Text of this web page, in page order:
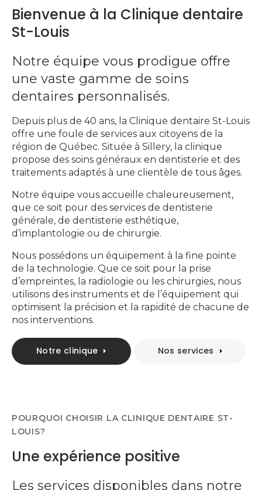
Bienvenue à la Clinique dentaire
St-Louis
Notre équipe vous prodigue offre
une vaste gamme de soins
dentaires personnalisés.
Depuis plus de 40 ans, la Clinique dentaire St-Louis
offre une foule de services aux citoyens de la
région de Québec. Située à Sillery, la clinique
propose des soins généraux en dentisterie et des
traitements adaptés à une clientèle de tous âges.
Notre équipe vous accueille chaleureusement,
que ce soit pour des services de dentisterie
générale, de dentisterie esthétique,
d’implantologie ou de chirurgie.
Nous possédons un équipement à la fine pointe
de la technologie. Que ce soit pour la prise
d’empreintes, la radiologie ou les chirurgies, nous
utilisons des instruments et de l’équipement qui
optimisent la précision et la rapidité de chacune de
nos interventions.
Notre clinique Nos services
POURQUOI CHOISIR LA CLINIQUE DENTAIRE ST-
LOUIS?
Une expérience positive
Les services disponibles dans notre